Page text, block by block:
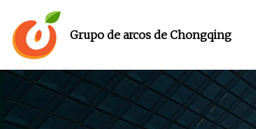
Grupo de arcos de Chongqing